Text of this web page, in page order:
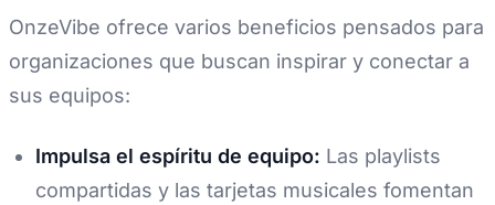
OnzeVibe ofrece varios beneficios pensados para
organizaciones que buscan inspirar y conectar a
sus equipos:
Impulsa el espíritu de equipo: Las playlists
compartidas y las tarjetas musicales fomentan